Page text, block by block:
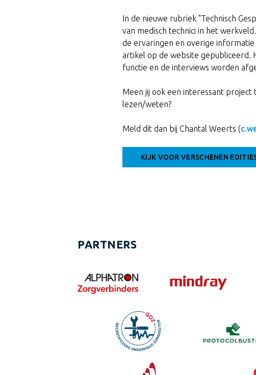
In de nieuwe rubriek "Technisch
van medisch technici in het
de ervaringen en overige
artikel op de website gepubliceerd.
functie en de interviews worden
Meen jij ook een interessant
lezen/weten?
Meld dit dan bij Chantal Weerts (
KIJK VOOR VERSCHENEN
PARTNERS